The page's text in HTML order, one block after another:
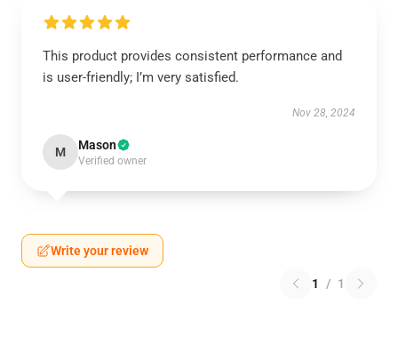
This product provides consistent performance and
is user-friendly; I’m very satisfied.
Nov 28, 2024
M Mason
Verified owner
Write your review
1 / 1